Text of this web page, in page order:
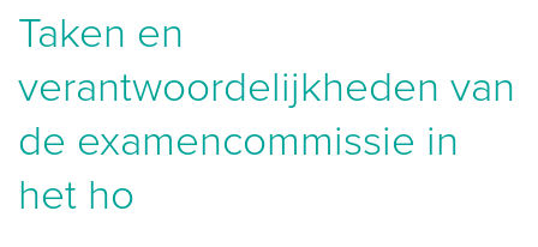
Taken en
verantwoordelijkheden van
de examencommissie in
het ho